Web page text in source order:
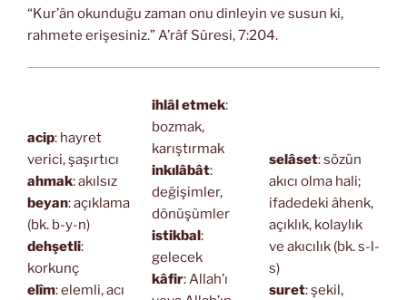
“Kur’ân okunduğu zaman onu dinleyin ve susun ki,
rahmete erişesiniz.” A’râf Sûresi, 7:204.
acip: hayret
verici, şaşırtıcı
ahmak: akılsız
beyan: açıklama
(bk. b-y-n)
dehşetli:
korkunç
elîm: elemli, acı
ihlâl etmek:
bozmak,
karıştırmak
inkılâbât:
değişimler,
dönüşümler
istikbal :
gelecek
kâfir: Allah’ı
selâset: sözün
akıcı olma hali;
ifadedeki âhenk,
açıklık, kolaylık
ve akıcılık (bk. s-l-
s)
suret: şekil,